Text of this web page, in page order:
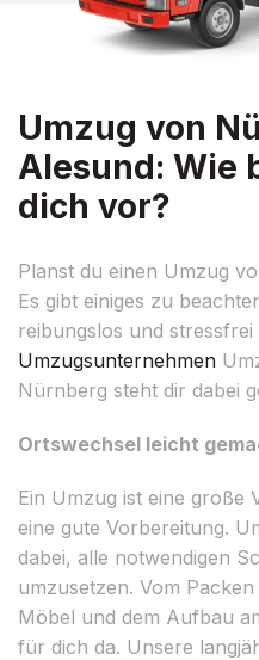
Umzug von
Alesund: Wie
dich vor?
Planst du einen Umzug
Es gibt einiges zu
reibungslos und stressfrei
Umzugsunternehmen
Nürnberg steht dir dabei
Ortswechsel leicht
Ein Umzug ist eine große
eine gute Vorbereitung.
dabei, alle notwendigen
umzusetzen. Vom
Möbel und dem Aufbau
für dich da. Unsere